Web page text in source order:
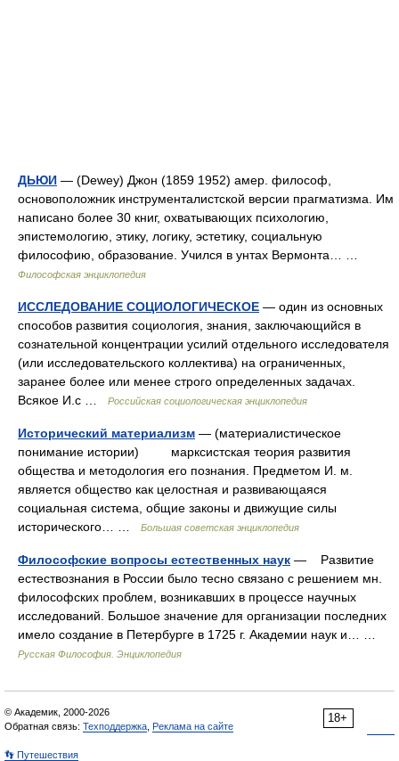
ДЬЮИ — (Dewey) Джон (1859 1952) амер. философ,
основоположник инструменталистской версии прагматизма. Им
написано более 30 книг, охватывающих психологию,
эпистемологию, этику, логику, эстетику, социальную
философию, образование. Учился в унтах Вермонта… …
Философская энциклопедия
ИССЛЕДОВАНИЕ СОЦИОЛОГИЧЕСКОЕ — один из основных
способов развития социология, знания, заключающийся в
сознательной концентрации усилий отдельного исследователя
(или исследовательского коллектива) на ограниченных,
заранее более или менее строго определенных задачах.
Всякое И.с …
Российская социологическая энциклопедия
Исторический материализм — (материалистическое
понимание истории) марксистская теория развития
общества и методология его познания. Предметом И. м.
является общество как целостная и развивающаяся
социальная система, общие законы и движущие силы
исторического… …
Большая советская энциклопедия
Философские вопросы естественных наук — Развитие
естествознания в России было тесно связано с решением мн.
философских проблем, возникавших в процессе научных
исследований. Большое значение для организации последних
имело создание в Петербурге в 1725 г. Академии наук и… …
Русская Философия. Энциклопедия
18+
© Академик, 2000-2026
Обратная связь: Техподдержка Реклама на сайте
👣 Путешествия